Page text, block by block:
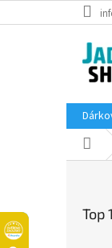
na
Top